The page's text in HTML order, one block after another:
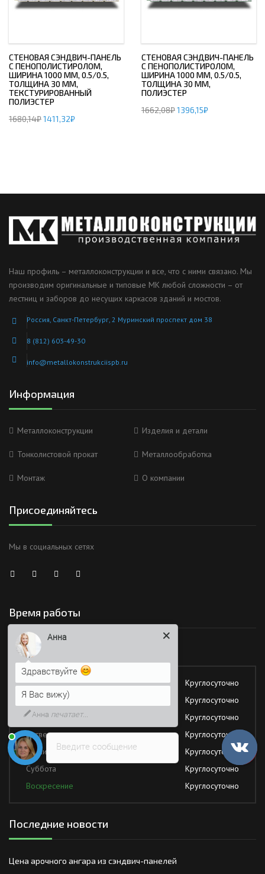
СТЕНОВАЯ СЭНДВИЧ-ПАНЕЛЬ
С ПЕНОПОЛИСТИРОЛОМ,
ШИРИНА 1000 ММ, 0.5/0.5,
ТОЛЩИНА 30 ММ,
ТЕКСТУРИРОВАННЫЙ
ПОЛИЭСТЕР
1680,14₽1411,32₽
СТЕНОВАЯ СЭНДВИЧ-ПАНЕЛЬ
С ПЕНОПОЛИСТИРОЛОМ,
ШИРИНА 1000 ММ, 0.5/0.5,
ТОЛЩИНА 30 ММ,
ПОЛИЭСТЕР
1662,08₽1396,15₽
Наш профиль – металлоконструкции и все, что с ними связано. Мы
производим оригинальные и типовые МК любой сложности – от
лестниц и заборов до несущих каркасов зданий и мостов.
Россия, Санкт-Петербург, 2 Муринский проспект дом 38
8 (812) 603-49-30
info@metallokonstrukciispb.ru
Информация
Металлоконструкции Изделия и детали
Тонколистовой прокат Металлообработка
Монтаж О компании
Присоединяйтесь
Мы в социальных сетях
Время работы
Работаем без обеда и выходных
Понедельник
Круглосуточно
Вторник
Круглосуточно
Среда
Круглосуточно
Четверг
Круглосуточно
Пятница
Круглосуточно
Суббота
Круглосуточно
Воскресение
Круглосуточно
Последние новости
Цена арочного ангара из сэндвич-панелей
Введите сообщение
Здравствуйте
Я Вас вижу)
Напишите сюда свой вопрос.
Возможно, его решение будет
быстрее